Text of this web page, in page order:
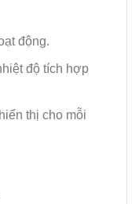
động.
độ tích hợp
thị cho mỗi